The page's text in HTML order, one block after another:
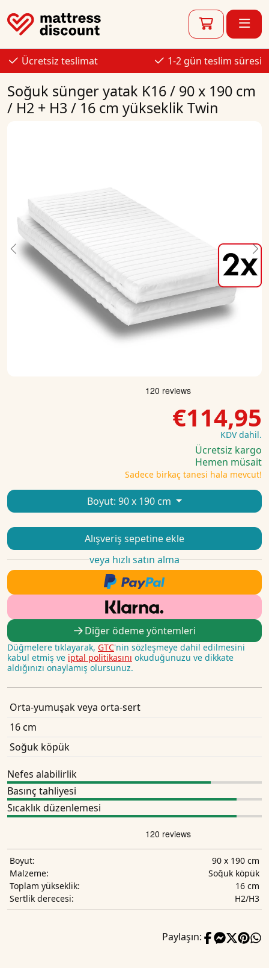
Ücretsiz teslimat 1-2 gün teslim süresi
Soğuk sünger yatak K16 / 90 x 190 cm
/ H2 + H3 / 16 cm yükseklik Twin
Previous
€114,95
KDV dahil.
Ücretsiz kargo
Hemen müsait
Sadece birkaç tanesi hala mevcut!
Boyut: 90 x 190 cm
Alışveriş sepetine ekle
veya hızlı satın alma
Diğer ödeme yöntemleri
Düğmelere tıklayarak, GTC'nin sözleşmeye dahil edilmesini
kabul etmiş ve iptal politikasını okuduğunuzu ve dikkate
aldığınızı onaylamış olursunuz.
Orta-yumuşak veya orta-sert
16 cm
Soğuk köpük
Nefes alabilirlik
Basınç tahliyesi
Sıcaklık düzenlemesi
Boyut:
90 x 190 cm
Malzeme:
Soğuk köpük
Toplam yükseklik:
16 cm
Sertlik derecesi:
H2/H3
Paylaşın: